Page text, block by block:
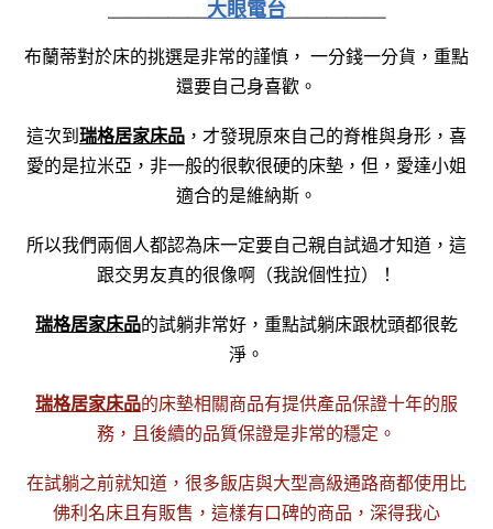
大眼電台
布蘭蒂對於床的挑選是非常的謹慎， 一分錢一分貨，重點
還要自己身喜歡。
這次到瑞格居家床品 ，才發現原來自己的脊椎與身形，喜
愛的是拉米亞，非一般的很軟很硬的床墊，但，愛達小姐
適合的是維納斯。
所以我們兩個人都認為床一定要自己親自試過才知道，這
跟交男友真的很像啊（我說個性拉）！
瑞格居家床品的試躺非常好，重點試躺床跟枕頭都很乾
淨。
瑞格居家床品的床墊相關商品有提供產品保證十年的服
務，且後續的品質保證是非常的穩定。
在試躺之前就知道，很多飯店與大型高級通路商都使用比
佛利名床且有販售，這樣有口碑的商品，深得我心